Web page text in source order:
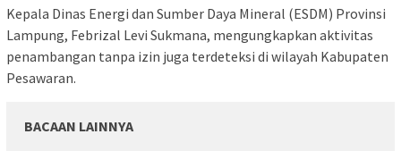
Kepala Dinas Energi dan Sumber Daya Mineral (ESDM) Provinsi
Lampung, Febrizal Levi Sukmana, mengungkapkan aktivitas
penambangan tanpa izin juga terdeteksi di wilayah Kabupaten
Pesawaran.
BACAAN LAINNYA